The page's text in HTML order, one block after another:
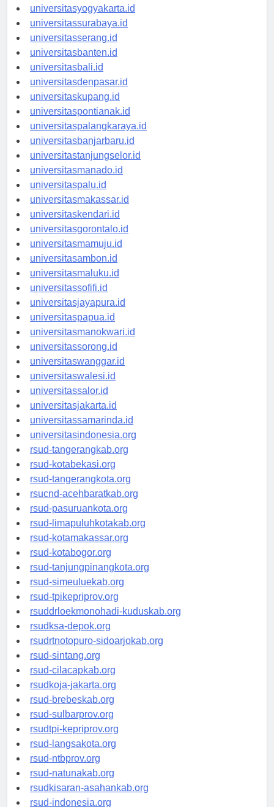
universitassemarang.id
universitasyogyakarta.id
universitassurabaya.id
universitasserang.id
universitasbanten.id
universitasbali.id
universitasdenpasar.id
universitaskupang.id
universitaspontianak.id
universitaspalangkaraya.id
universitasbanjarbaru.id
universitastanjungselor.id
universitasmanado.id
universitaspalu.id
universitasmakassar.id
universitaskendari.id
universitasgorontalo.id
universitasmamuju.id
universitasambon.id
universitasmaluku.id
universitassofifi.id
universitasjayapura.id
universitaspapua.id
universitasmanokwari.id
universitassorong.id
universitaswanggar.id
universitaswalesi.id
universitassalor.id
universitasjakarta.id
universitassamarinda.id
universitasindonesia.org
rsud-tangerangkab.org
rsud-kotabekasi.org
rsud-tangerangkota.org
rsucnd-acehbaratkab.org
rsud-pasuruankota.org
rsud-limapuluhkotakab.org
rsud-kotamakassar.org
rsud-kotabogor.org
rsud-tanjungpinangkota.org
rsud-simeuluekab.org
rsud-tpikepriprov.org
rsuddrloekmonohadi-kuduskab.org
rsudksa-depok.org
rsudrtnotopuro-sidoarjokab.org
rsud-sintang.org
rsud-cilacapkab.org
rsudkoja-jakarta.org
rsud-brebeskab.org
rsud-sulbarprov.org
rsudtpi-kepriprov.org
rsud-langsakota.org
rsud-ntbprov.org
rsud-natunakab.org
rsudkisaran-asahankab.org